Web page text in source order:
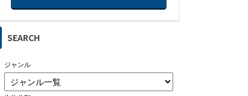
SEARCH
ジャンル